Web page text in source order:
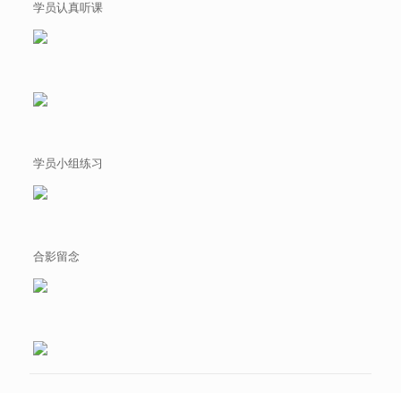
学员认真听课
学员小组练习
合影留念